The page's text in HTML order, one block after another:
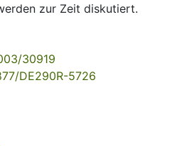
zur Zeit diskutiert.
30919
DE290R-5726